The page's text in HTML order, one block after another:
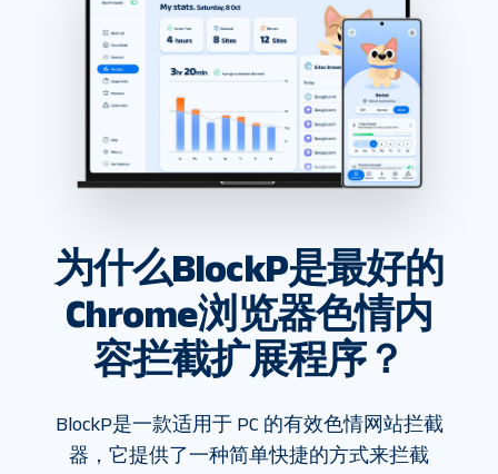
为什么BlockP是最好的
Chrome浏览器色情内
容拦截扩展程序？
BlockP是一款适用于 PC 的有效色情网站拦截
器，它提供了一种简单快捷的方式来拦截